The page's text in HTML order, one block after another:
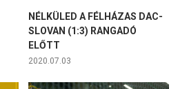
NÉLKÜLED A FÉLHÁZAS DAC-
SLOVAN (1:3) RANGADÓ
ELŐTT
2020.07.03